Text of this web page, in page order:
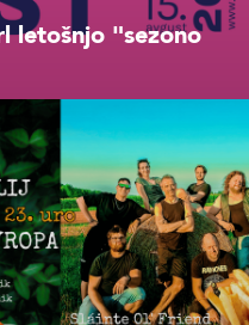
letošnjo "sezono